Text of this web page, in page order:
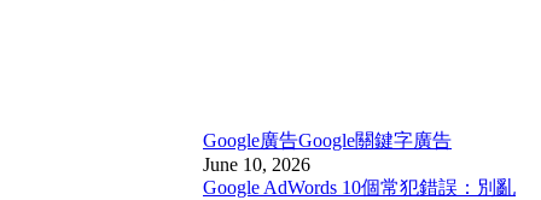
Google廣告Google關鍵字廣告
June 10, 2026
Google AdWords 10個常犯錯誤：別亂